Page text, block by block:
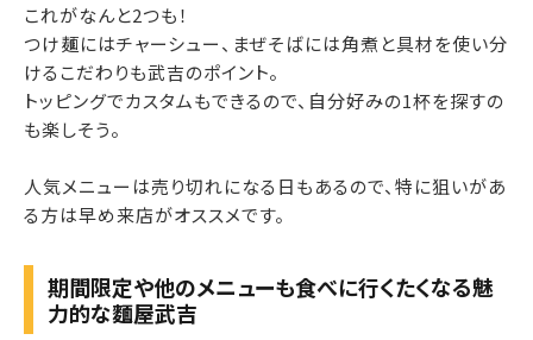
これがなんと2つも！
つけ麺にはチャーシュー、まぜそばには角煮と具材を使い分
けるこだわりも武吉のポイント。
トッピングでカスタムもできるので、自分好みの1杯を探すの
も楽しそう。
人気メニューは売り切れになる日もあるので、特に狙いがあ
る方は早め来店がオススメです。
期間限定や他のメニューも食べに行くたくなる魅
力的な麵屋武吉